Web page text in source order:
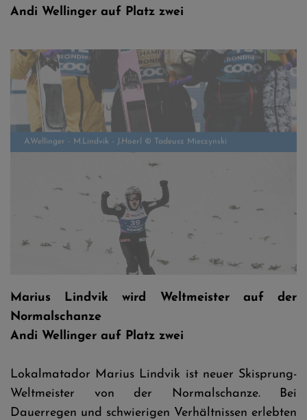
Andi Wellinger auf Platz zwei
M.Lindvik © Tadeusz Mieczynski
Marius Lindvik wird Weltmeister auf der
Normalschanze
Andi Wellinger auf Platz zwei
Lokalmatador Marius Lindvik ist neuer Skisprung-
Weltmeister von der Normalschanze. Bei
Dauerregen und schwierigen Verhältnissen erlebten